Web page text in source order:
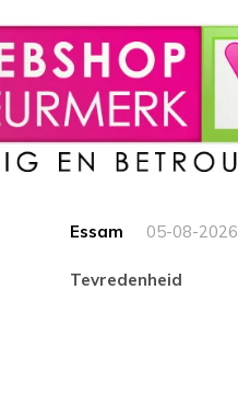
Essam 05-08-2026
tevredenheid